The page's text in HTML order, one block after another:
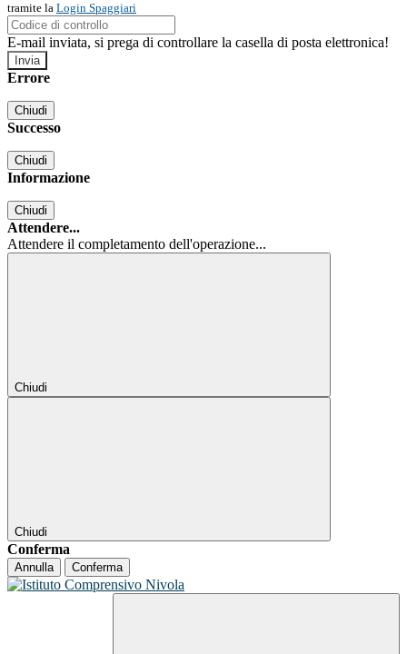
tramite la Login Spaggiari
E-mail inviata, si prega di controllare la casella di posta elettronica!
Errore
Chiudi
Successo
Chiudi
Informazione
Chiudi
Attendere...
Attendere il completamento dell'operazione...
Chiudi
Chiudi
Conferma
Annulla Conferma